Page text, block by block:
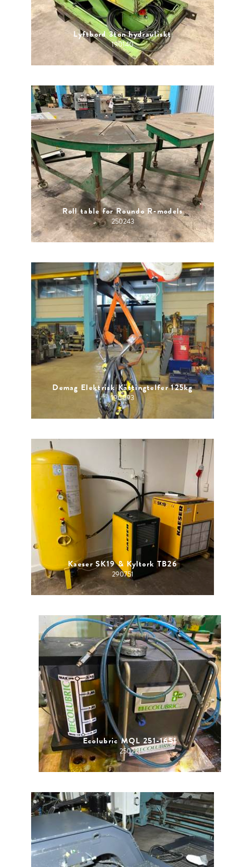
Lyftbord 3ton hydrauliskt
190140
Roll table for Roundo R-models
250243
Demag Elektrisk Kättingtelfer 125kg
190093
Kaeser SK19 & Kyltork TB26
290751
Ecolubric MQL 251-1651
250221